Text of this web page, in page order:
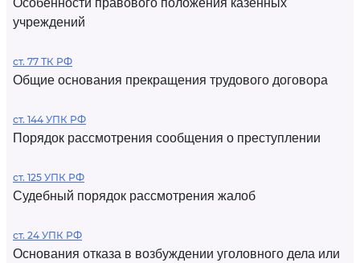
Особенности правового положения казенных
учреждений
ст. 77 ТК РФ
Общие основания прекращения трудового договора
ст. 144 УПК РФ
Порядок рассмотрения сообщения о преступлении
ст. 125 УПК РФ
Судебный порядок рассмотрения жалоб
ст. 24 УПК РФ
Основания отказа в возбуждении уголовного дела или